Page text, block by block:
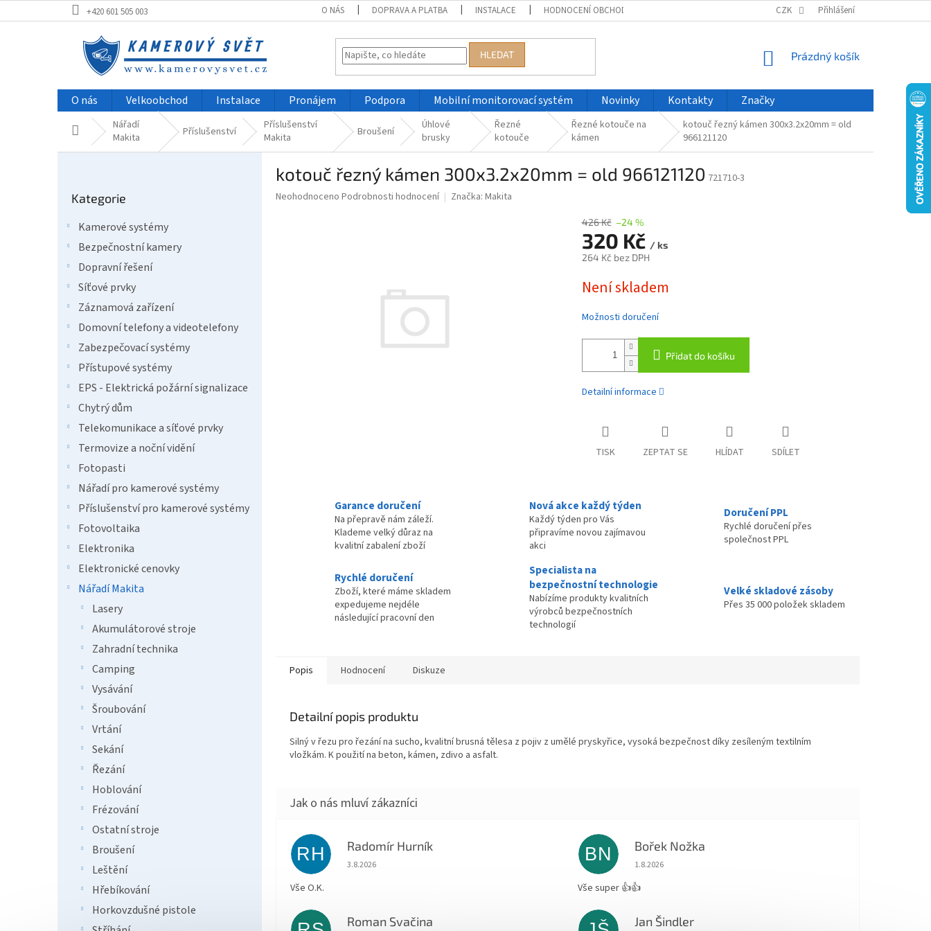
na
+420 601 505 003 O NÁS DOPRAVA A PLATBA INSTALACE HODNOCENÍ OBCHODU VELKOOBCHOD ČASTO KLADENÉ DOTAZY
CZK Přihlášení
HLEDAT
NÁKUPNÍ
Prázdný košík
O nás Velkoobchod Instalace Pronájem Podpora Mobilní monitorovací systém Novinky Kontakty Značky
Domů Nářadí
Makita
Příslušenství
Příslušenství
Makita
Broušení
Úhlové
brusky
Řezné
kotouče
Řezné kotouče na
kámen
kotouč řezný kámen 300x3.2x20mm = old
966121120
kategorie
Kategorie
Kamerové systémy
Bezpečnostní kamery
Dopravní řešení
Síťové prvky
Záznamová zařízení
Domovní telefony a videotelefony
Zabezpečovací systémy
Přístupové systémy
EPS - Elektrická požární signalizace
Chytrý dům
Telekomunikace a síťové prvky
Termovize a noční vidění
Fotopasti
Nářadí pro kamerové systémy
Příslušenství pro kamerové systémy
Fotovoltaika
Elektronika
Elektronické cenovky
Nářadí Makita
Lasery
Akumulátorové stroje
Zahradní technika
Camping
Vysávání
Šroubování
Vrtání
Sekání
Řezání
Hoblování
Frézování
Ostatní stroje
Broušení
Leštění
Hřebíkování
Horkovzdušné pistole
kotouč řezný kámen 300x3.2x20mm = old 966121120 721710-3
Průměrné
Neohodnoceno Podrobnosti hodnocení Značka: Makita
426 Kč –24 %
320 Kč / ks
264 Kč bez DPH
cena:
Není skladem
Možnosti doručení
Přidat do košíku
Detailní informace
TISK ZEPTAT SE HLÍDAT SDÍLET
Garance doručení
Na přepravě nám záleží.
Klademe velký důraz na
kvalitní zabalení zboží
Nová akce každý týden
Každý týden pro Vás
připravíme novou zajímavou
akci
Doručení PPL
Rychlé doručení přes
společnost PPL
Rychlé doručení
Zboží, které máme skladem
expedujeme nejdéle
následující pracovní den
Specialista na
bezpečnostní technologie
Nabízíme produkty kvalitních
výrobců bezpečnostních
technologií
Velké skladové zásoby
Přes 35 000 položek skladem
Popis Hodnocení Diskuze
Detailní popis produktu
Silný v řezu pro řezání na sucho, kvalitní brusná tělesa z pojiv z umělé pryskyřice, vysoká bezpečnost díky zesíleným textilním
vložkám. K použití na beton, kámen, zdivo a asfalt.
RH Radomír Hurník
Hodnocení obchodu je 5 z 5 hvězdiček.
3.8.2026
Vše O.K.
BN Bořek Nožka
Hodnocení obchodu je 5 z 5 hvězdiček.
1.8.2026
Vše super 👍👍
Roman Svačina Jan Šindler